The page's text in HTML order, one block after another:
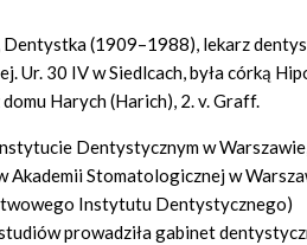
Dentystka (1909–1988), lekarz
Ur. 30 IV w Siedlcach, była córką
Harych (Harich), 2. v. Graff.
Dentystycznym w
Akademii Stomatologicznej w
Instytutu Dentystycznego)
prowadziła gabinet